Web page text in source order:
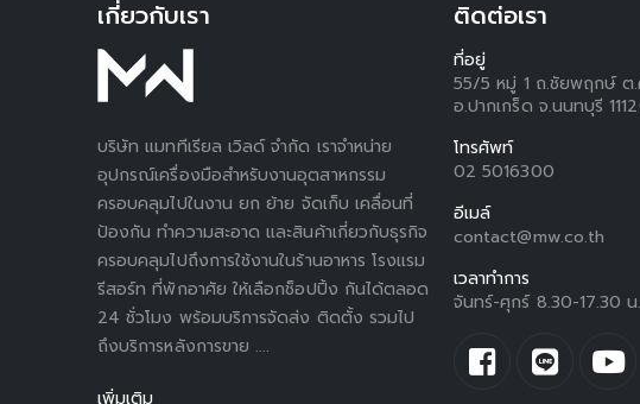
เกี่ยวกับเรา
บริษัท แมททีเรียล เวิลด์ จำกัด เราจำหน่าย
อุปกรณ์เครื่องมือสำหรับงานอุตสาหกรรม
ครอบคลุมไปในงาน ยก ย้าย จัดเก็บ เคลื่อนที่
ป้องกัน ทำความสะอาด และสินค้าเกี่ยวกับธุรกิจ
ครอบคลุมไปถึงการใช้งานในร้านอาหาร โรงแรม
รีสอร์ท ที่พักอาศัย ให้เลือกช็อปปิ้ง กันได้ตลอด
24 ชั่วโมง พร้อมบริการจัดส่ง ติดตั้ง รวมไป
ถึงบริการหลังการขาย ....
เพิ่มเติม
ติดต่อเรา
ที่อยู่
55/5 หมู่ 1 ถ.ชัยพฤกษ์ ต
อ.ปากเกร็ด จ.นนทบุรี
โทรศัพท์
02 5016300
อีเมล์
contact@mw.co.th
เวลาทำการ
จันทร์-ศุกร์ 8.30-17.30 น.